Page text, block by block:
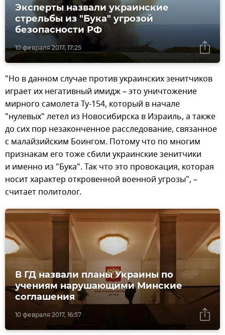
10 февраля 2017, 17:25
Эксперты назвали украинские
стрельбы из "Бука" угрозой
безопасности РФ
"Но в данном случае против украинских зенитчиков
играет их негативный имидж – это уничтожение
мирного самолета Ту-154, который в начале
"нулевых" летел из Новосибирска в Израиль, а также
до сих пор незаконченное расследование, связанное
с малайзийским Боингом. Потому что по многим
признакам его тоже сбили украинские зенитчики
и именно из "Бука". Так что это провокация, которая
носит характер откровенной военной угрозы", –
считает политолог.
10 февраля 2017, 16:57
В ГД назвали планы Украины по
учениям нарушающими Минские
соглашения